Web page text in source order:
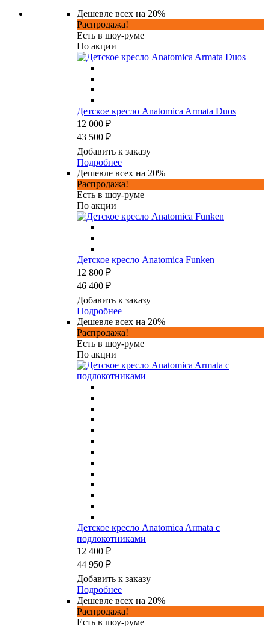
Дешевле всех на 20%
Распродажа!
Есть в шоу-руме
По акции
Детское кресло Anatomica Armata Duos
12 000 ₽
43 500 ₽
Добавить к заказу
Подробнее
Дешевле всех на 20%
Распродажа!
Есть в шоу-руме
По акции
Детское кресло Anatomica Funken
12 800 ₽
46 400 ₽
Добавить к заказу
Подробнее
Дешевле всех на 20%
Распродажа!
Есть в шоу-руме
По акции
Детское кресло Anatomica Armata с
подлокотниками
12 400 ₽
44 950 ₽
Добавить к заказу
Подробнее
Дешевле всех на 20%
Распродажа!
Есть в шоу-руме